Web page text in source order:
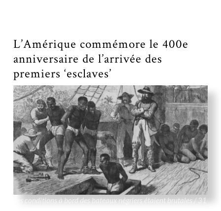
L’Amérique commémore le 400e
anniversaire de l’arrivée des
premiers ‘esclaves’
Les conditions à bord des bateaux négriers étaient brutales / 31